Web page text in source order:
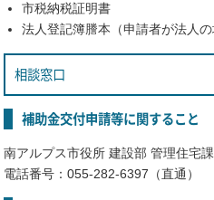
市税納税証明書
法人登記簿謄本（申請者が法人の
相談窓口
補助金交付申請等に関すること
南アルプス市役所 建設部 管理住宅課
電話番号：055-282-6397（直通）